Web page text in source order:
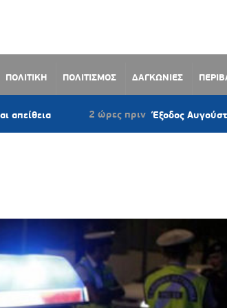
ΠΟΛΙΤΙΚΗ ΠΟΛΙΤΙΣΜΟΣ ΔΑΓΚΩΝΙΕΣ
2 ώρες πριν Έξοδος Αυγούστου: Γεμάτα